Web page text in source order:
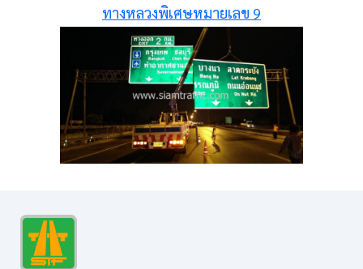
ทางหลวงพิเศษหมายเลข 9